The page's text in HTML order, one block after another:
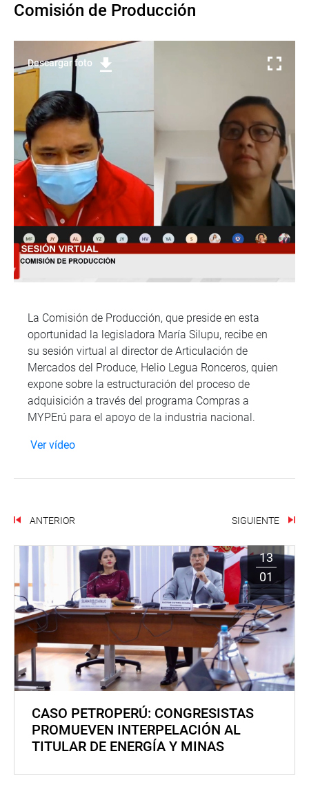
Comisión de Producción
Descargar foto
La Comisión de Producción, que preside en esta
oportunidad la legisladora María Silupu, recibe en
su sesión virtual al director de Articulación de
Mercados del Produce, Helio Legua Ronceros, quien
expone sobre la estructuración del proceso de
adquisición a través del programa Compras a
MYPErú para el apoyo de la industria nacional.
Ver vídeo
ANTERIOR SIGUIENTE
13
01
CASO PETROPERÚ: CONGRESISTAS
PROMUEVEN INTERPELACIÓN AL
TITULAR DE ENERGÍA Y MINAS